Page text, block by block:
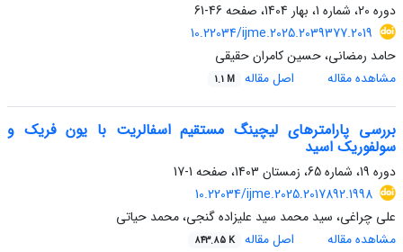
دوره 20، شماره 1، بهار 1404، صفحه
46-61
10.22034/ijme.2025.2039377.2019
حامد رمضانی، حسین کامران حقیقی
مشاهده مقاله
اصل مقاله 1.1 M
بررسی پارامترهای لیچینگ مستقیم اسفالریت با یون فریک و
سولفوریک اسید
دوره 19، شماره 65، زمستان 1403، صفحه
1-17
10.22034/ijme.2025.2017892.1998
علی چراغی، سید محمد سید علیزاده گنجی، محمد حیاتی
مشاهده مقاله
اصل مقاله 843.85 K